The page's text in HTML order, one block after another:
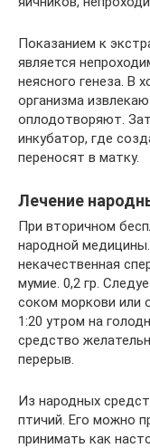
Показанием к
является
неясного генеза. В
организма
оплодотворяют.
инкубатор, где
переносят в матку.
Лечение
При вторичном
народной
некачественная
мумие. 0,2 гр.
соком моркови или
1:20 утром на
средство
перерыв.
Из народных
птичий. Его можно
принимать как